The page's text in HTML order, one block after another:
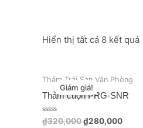
Hiển thị tất cả 8 kết quả
Giảm giá!
Thảm Trải Sàn Văn Phòng
Thảm cuộn PRG-SNR
Được
₫320,000
gốc
là:
₫280,000
hiện
tại